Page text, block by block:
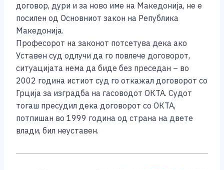
договор, дури и за ново име на Македонија, не е
посилен од Основниот закон на Република
Македонија.
Професорот на законот потсетува дека ако
Уставен суд одлучи да го повлече договорот,
ситуацијата нема да биде без преседан – во
2002 година истиот суд го откажал договорот со
Грција за изградба на гасоводот ОКТА. Судот
тогаш пресудил дека договорот со ОКТА,
потпишан во 1999 година од страна на двете
влади, бил неуставен.